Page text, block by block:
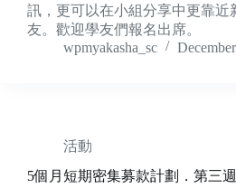
訊，更可以在小組分享中更靠近
友。歡迎學友們報名出席。
wpmyakasha_sc
活動
5個月短期密集募款計劃．第三